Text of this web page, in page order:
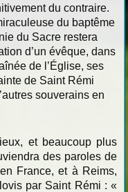
du contraire.
du baptême
du Sacre restera
d’un évêque, dans
de l’Église, ses
de Saint Rémi
souverains en
et beaucoup plus
des paroles de
France, et à Reims,
par Saint Rémi : «